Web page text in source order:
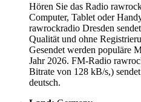
Hören Sie das Radio
Computer, Tablet oder
rawrockradio Dresden
Qualität und ohne
Gesendet werden populäre
Jahr 2026. FM-Radio
Bitrate von 128 kB/s,)
deutsch.